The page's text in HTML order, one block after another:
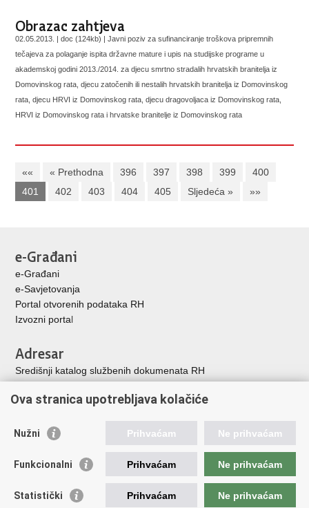
Obrazac zahtjeva
02.05.2013. | doc (124kb) |Javni poziv za sufinanciranje troškova pripremnih
tečajeva za polaganje ispita državne mature i upis na studijske programe u
akademskoj godini 2013./2014. za djecu smrtno stradalih hrvatskih branitelja iz
Domovinskog rata, djecu zatočenih ili nestalih hrvatskih branitelja iz Domovinskog
rata, djecu HRVI iz Domovinskog rata, djecu dragovoljaca iz Domovinskog rata,
HRVI iz Domovinskog rata i hrvatske branitelje iz Domovinskog rata
«« « Prethodna 396 397 398 399
400
401
402 403 404 405 Sljedeća » »»
e-Građani
e-Građani
e-Savjetovanja
Portal otvorenih podataka RH
Izvozni portal
Adresar
Središnji katalog službenih dokumenata RH
Adresar političkih stranaka u RH
Vlada Republike Hrvatske
Memorijalni centar Domovinskog rata Vukovar
Zaklada hrvatskih branitelja iz Domovinskog rata
Ova stranica upotrebljava kolačiće
Nužni Prihvaćam Ne prihvaćam
Funkcionalni Prihvaćam Ne prihvaćam
Statistički Prihvaćam Ne prihvaćam